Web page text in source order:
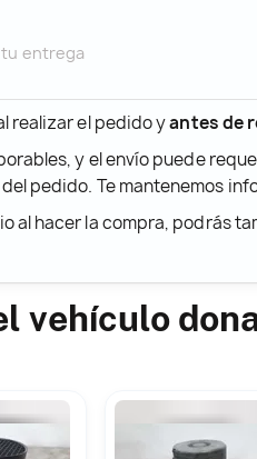
entrega
realizar el pedido yantes de
y el envío puede
pedido. Te mantenemos
al hacer la compra, podrás
vehículo